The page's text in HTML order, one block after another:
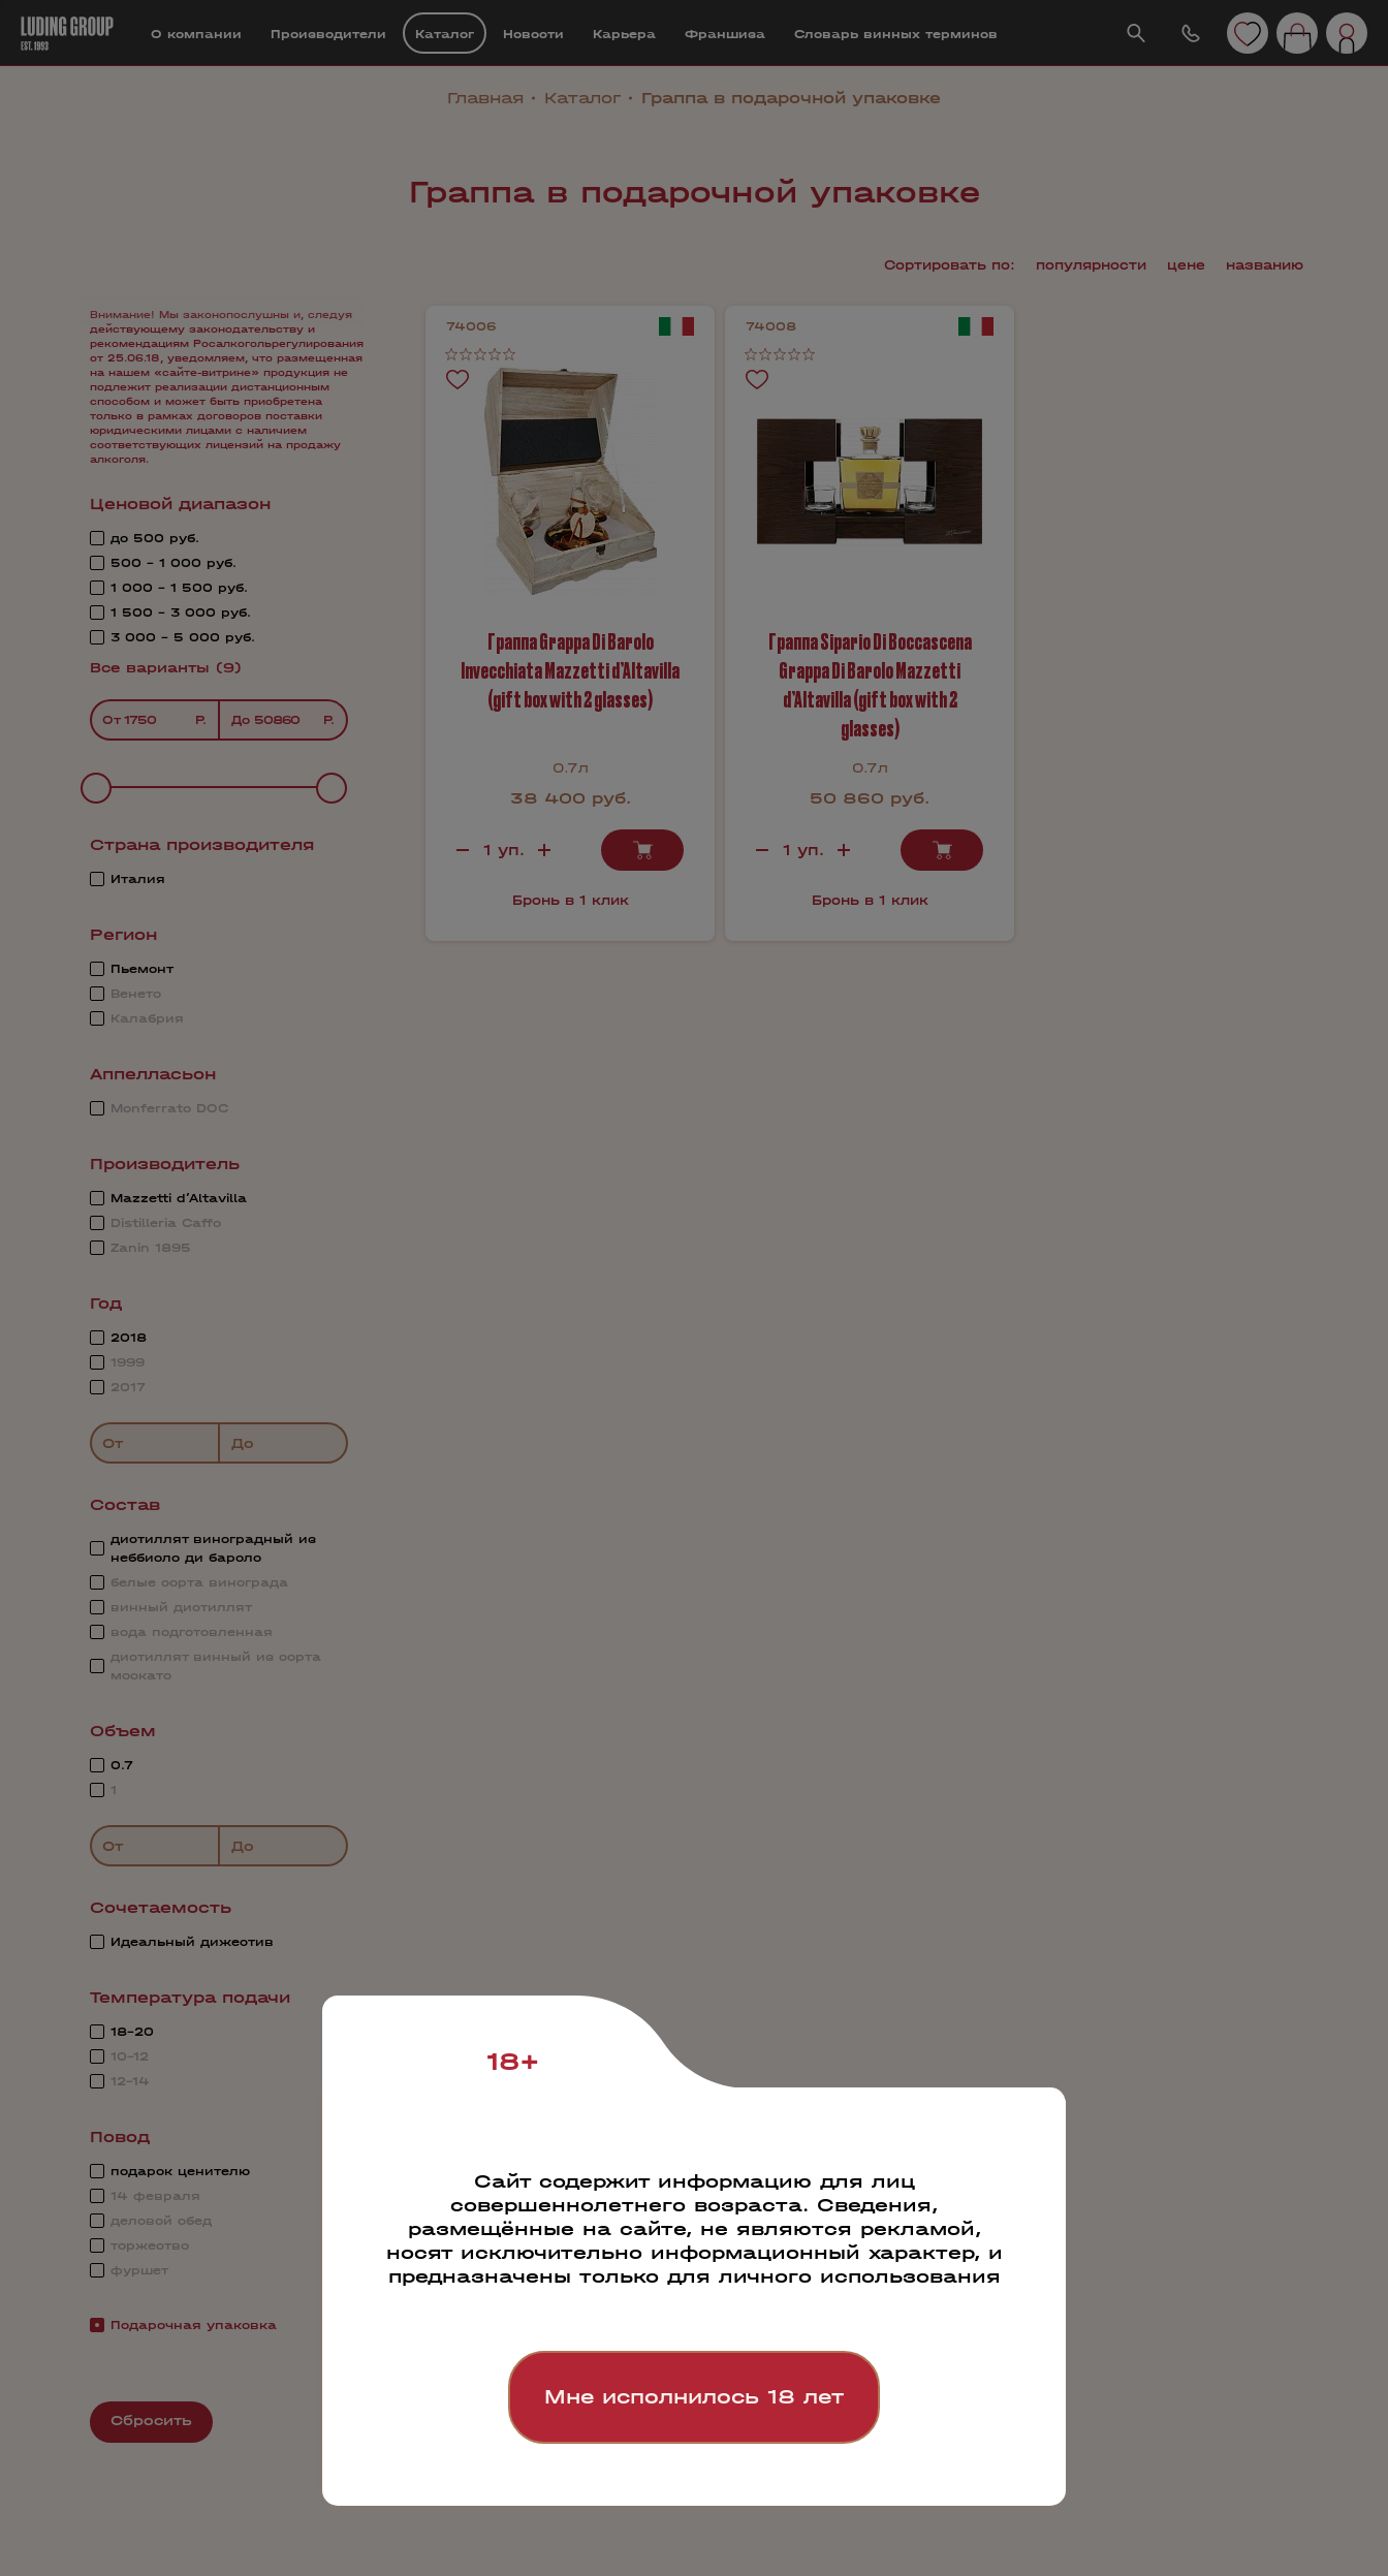
О компании Производители Каталог Новости Карьера Франшиза Cловарь винных терминов
Главная Каталог Граппа в подарочной упаковке
Граппа в подарочной упаковке
Внимание! Мы законопослушны и, следуя
действующему законодательству и
рекомендациям Росалкогольрегулирования
от 25.06.18, уведомляем, что размещенная
на нашем «сайте-витрине» продукция не
подлежит реализации дистанционным
способом и может быть приобретена
только в рамках договоров поставки
юридическими лицами с наличием
соответствующих лицензий на продажу
алкоголя.
Ценовой диапазон
до 500 руб.
500 - 1 000 руб.
1 000 - 1 500 руб.
1 500 - 3 000 руб.
3 000 - 5 000 руб.
Все варианты (9)
От До
Страна производителя
Италия
Регион
Пьемонт
Венето
Калабрия
Аппелласьон
Monferrato DOC
Производитель
Mazzetti d’Altavilla
Distilleria Caffo
Zanin 1895
Год
2018
1999
2017
От До
Состав
дистиллят виноградный из
неббиоло ди бароло
белые сорта винограда
винный дистиллят
вода подготовленная
дистиллят винный из сорта
москато
Объем
0.7
1
От До
Сочетаемость
Идеальный дижестив
Температура подачи
18-20
10-12
12-14
Повод
подарок ценителю
14 февраля
деловой обед
торжество
фуршет
Подарочная упаковка
Сбросить
Сортировать по: популярности цене названию
74006
Граппа Grappa Di Barolo
Invecchiata Mazzetti d’Altavilla
(gift box with 2 glasses)
0.7л
38 400 руб.
Бронь в 1 клик
74008
Граппа Sipario Di Boccascena
Grappa Di Barolo Mazzetti
d’Altavilla (gift box with 2
glasses)
0.7л
50 860 руб.
Бронь в 1 клик
18+
Сайт содержит информацию для лиц
совершеннолетнего возраста. Сведения,
размещённые на сайте, не являются рекламой,
носят исключительно информационный характер, и
предназначены только для личного использования
Мне исполнилось 18 лет